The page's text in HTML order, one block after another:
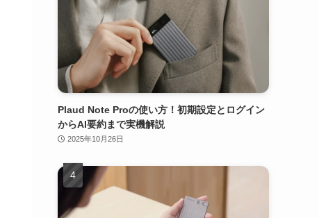
Plaud Note Proの使い方！初期設定とログイン
からAI要約まで実機解説
2025年10月26日